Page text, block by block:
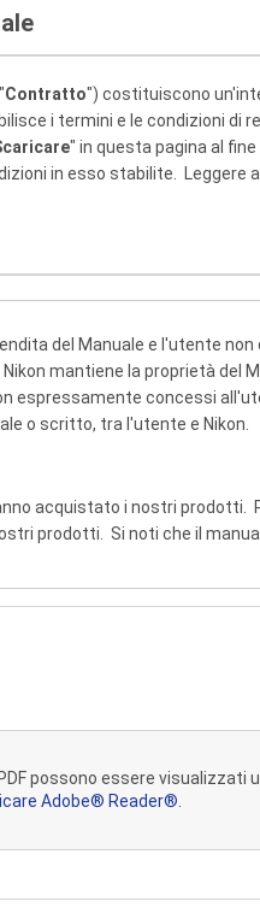
Contratto") costituiscono
i termini e le condizioni di
" in questa pagina al
in esso stabilite. Leggere
del Manuale e l'utente
mantiene la proprietà del
espressamente concessi
o scritto, tra l'utente e Nikon.
acquistato i nostri
prodotti. Si noti che il
d'autore giapponese e
Nikon e qualsiasi altra
AVVISI DI PROTEZIONE
AFFITTARE,
PDF possono essere
Adobe® Reader®.